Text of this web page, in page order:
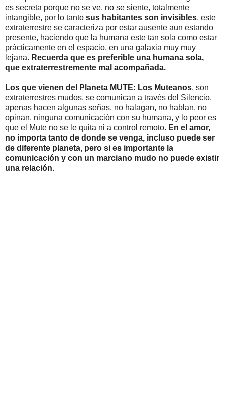
es secreta porque no se ve, no se siente, totalmente
intangible, por lo tanto sus habitantes son invisibles, este
extraterrestre se caracteriza por estar ausente aun estando
presente, haciendo que la humana este tan sola como estar
prácticamente en el espacio, en una galaxia muy muy
lejana. Recuerda que es preferible una humana sola,
que extraterrestremente mal acompañada.
Los que vienen del Planeta MUTE: Los Muteanos, son
extraterrestres mudos, se comunican a través del Silencio,
apenas hacen algunas señas, no halagan, no hablan, no
opinan, ninguna comunicación con su humana, y lo peor es
que el Mute no se le quita ni a control remoto. En el amor,
no importa tanto de donde se venga, incluso puede ser
de diferente planeta, pero si es importante la
comunicación y con un marciano mudo no puede existir
una relación.